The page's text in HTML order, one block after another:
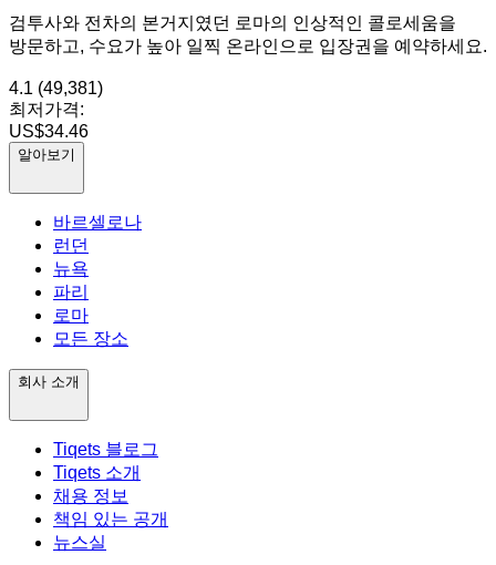
검투사와 전차의 본거지였던 로마의 인상적인 콜로세움을
방문하고, 수요가 높아 일찍 온라인으로 입장권을 예약하세요.
4.1 (49,381)
최저가격:
US$34.46
알아보기
바르셀로나
런던
뉴욕
파리
로마
모든 장소
회사 소개
Tiqets 블로그
Tiqets 소개
채용 정보
책임 있는 공개
뉴스실